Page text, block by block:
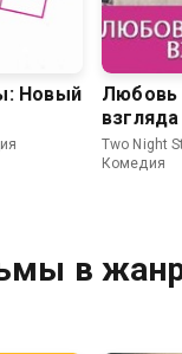
Новый
Любовь
взгляда
Two Night
Комедия
в